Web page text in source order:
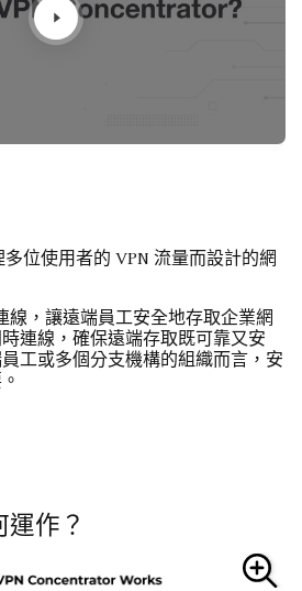
位使用者的 VPN 流量而設計的網
線，讓遠端員工安全地存取企業網
連線，確保遠端存取既可靠又安
工或多個分支機構的組織而言，安
作？